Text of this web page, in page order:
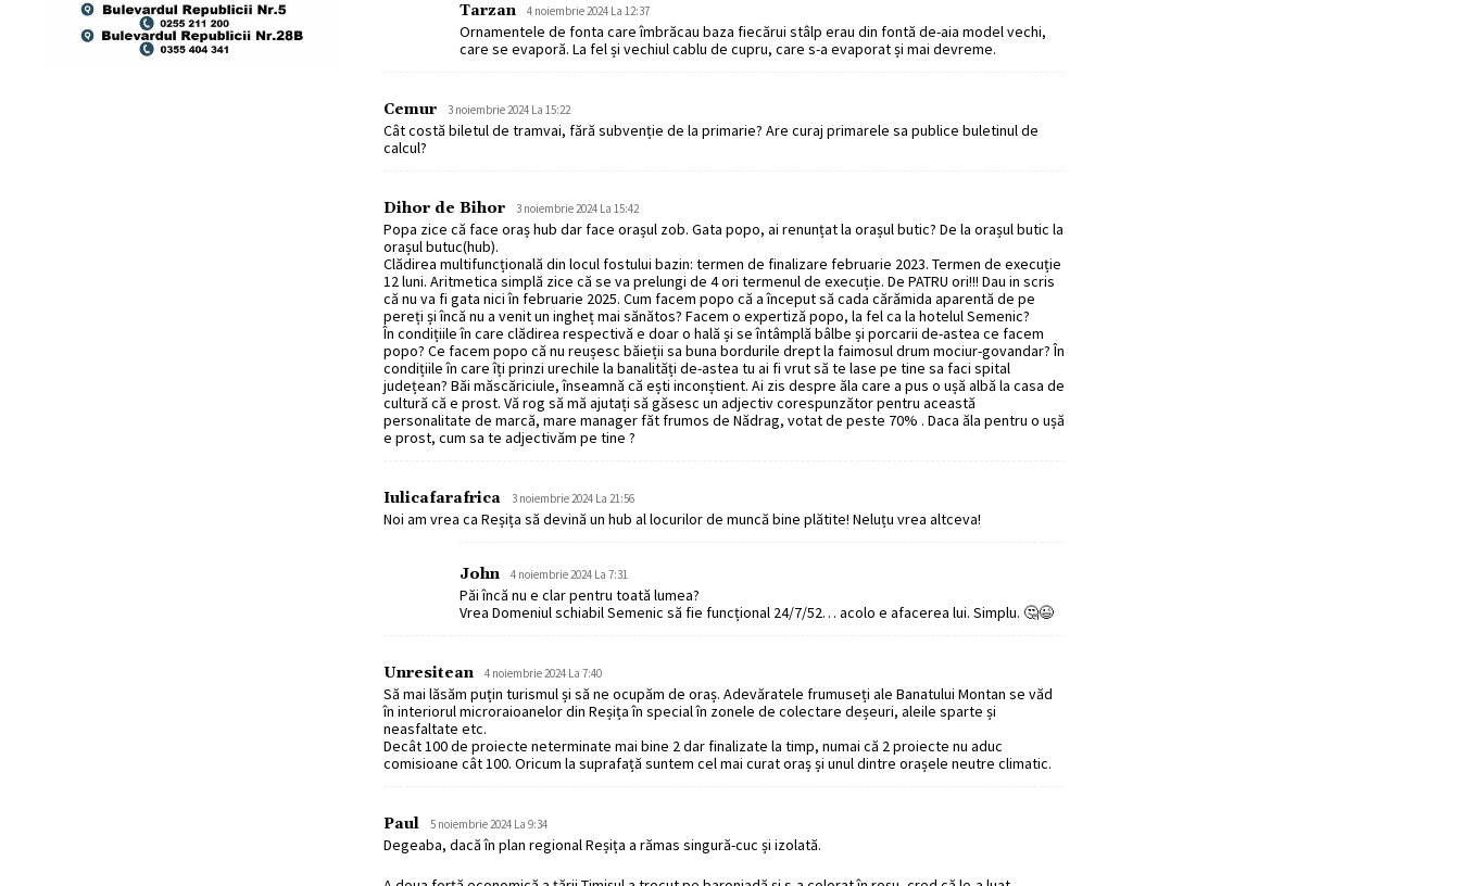
Tarzan 4 noiembrie 2024 La 12:37
Ornamentele de fonta care îmbrăcau baza fiecărui stâlp erau din fontă de-aia model vechi,
care se evaporă. La fel și vechiul cablu de cupru, care s-a evaporat și mai devreme.
Cemur 3 noiembrie 2024 La 15:22
Cât costă biletul de tramvai, fără subvenție de la primarie? Are curaj primarele sa publice buletinul de
calcul?
Dihor de Bihor 3 noiembrie 2024 La 15:42
Popa zice că face oraș hub dar face orașul zob. Gata popo, ai renunțat la orașul butic? De la orașul butic la
orașul butuc(hub).
Clădirea multifuncțională din locul fostului bazin: termen de finalizare februarie 2023. Termen de execuție
12 luni. Aritmetica simplă zice că se va prelungi de 4 ori termenul de execuție. De PATRU ori!!! Dau in scris
că nu va fi gata nici în februarie 2025. Cum facem popo că a început să cada cărămida aparentă de pe
pereți și încă nu a venit un ingheț mai sănătos? Facem o expertiză popo, la fel ca la hotelul Semenic?
În condițiile în care clădirea respectivă e doar o hală și se întâmplă bâlbe și porcarii de-astea ce facem
popo? Ce facem popo că nu reușesc băieții sa buna bordurile drept la faimosul drum mociur-govandar? În
condițiile în care îți prinzi urechile la banalități de-astea tu ai fi vrut să te lase pe tine sa faci spital
județean? Băi măscăriciule, înseamnă că ești inconștient. Ai zis despre ăla care a pus o ușă albă la casa de
cultură că e prost. Vă rog să mă ajutați să găsesc un adjectiv corespunzător pentru această
personalitate de marcă, mare manager făt frumos de Nădrag, votat de peste 70% . Daca ăla pentru o ușă
e prost, cum sa te adjectivăm pe tine ?
Iulicafarafrica 3 noiembrie 2024 La 21:56
Noi am vrea ca Reșița să devină un hub al locurilor de muncă bine plătite! Neluțu vrea altceva!
John 4 noiembrie 2024 La 7:31
Păi încă nu e clar pentru toată lumea?
Vrea Domeniul schiabil Semenic să fie funcțional 24/7/52… acolo e afacerea lui. Simplu. 🤔😉
Unresitean 4 noiembrie 2024 La 7:40
Să mai lăsăm puțin turismul și să ne ocupăm de oraș. Adevăratele frumuseți ale Banatului Montan se văd
în interiorul microraioanelor din Reșița în special în zonele de colectare deșeuri, aleile sparte și
neasfaltate etc.
Decât 100 de proiecte neterminate mai bine 2 dar finalizate la timp, numai că 2 proiecte nu aduc
comisioane cât 100. Oricum la suprafață suntem cel mai curat oraș și unul dintre orașele neutre climatic.
Paul 5 noiembrie 2024 La 9:34
Degeaba, dacă în plan regional Reșița a rămas singură-cuc și izolată.